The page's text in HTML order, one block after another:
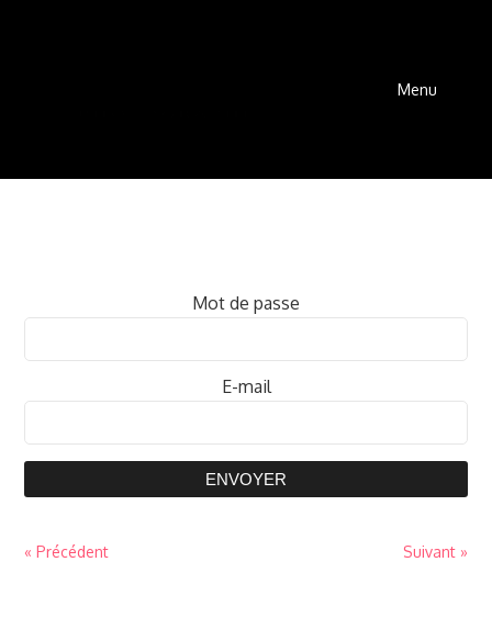
Menu
Mot de passe
E-mail
ENVOYER
« Précédent Suivant »